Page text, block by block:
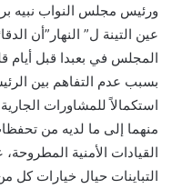
ورئيس مجلس النواب نبيه
عين التينة ل” النهار”أن
المجلس في بعبدا قبل أيام
بسبب عدم التفاهم بين
استكمالاً للمشاورات
منهما إلى ما لديه من
القيادات الأمنية
التباينات حيال خيارات كل